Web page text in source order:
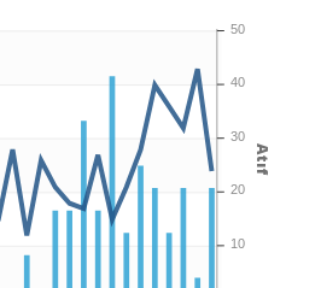
50
40
30
20
10
Atıf